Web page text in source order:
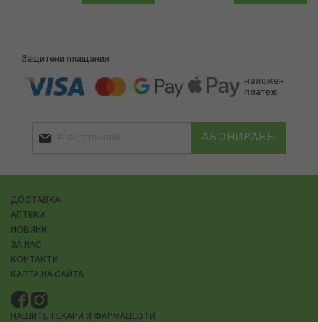
Защитени плащания
АБОНИРАНЕ
ДОСТАВКА
АПТЕКИ
НОВИНИ
ЗА НАС
КОНТАКТИ
КАРТА НА САЙТА
НАШИТЕ ЛЕКАРИ И ФАРМАЦЕВТИ